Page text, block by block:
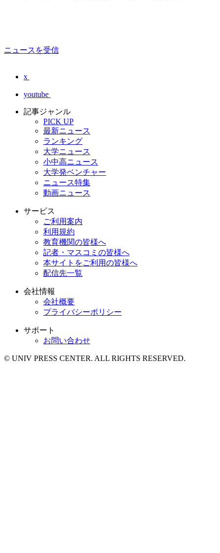
ニュースを受信
x
youtube
記事ジャンル
PICK UP
最新ニュース
ランキング
大学ニュース
小中高ニュース
大学発ベンチャー
ニュース特集
動画ニュース
サービス
ご利用案内
利用規約
教育機関の皆様へ
記者・マスコミの皆様へ
本サイトをご利用の皆様へ
配信先一覧
会社情報
会社概要
プライバシーポリシー
サポート
お問い合わせ
© UNIV PRESS CENTER. ALL RIGHTS RESERVED.